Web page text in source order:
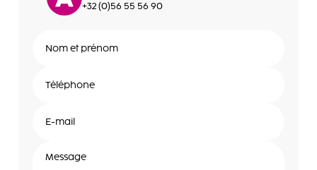
+32 (0)56 55 56 90